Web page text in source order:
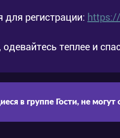
14 2015-06-
15 2015-06-23
для регистрации:
одевайтесь теплее и
в группе Гости, не могут